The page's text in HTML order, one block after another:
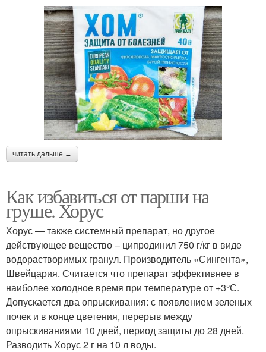
читать дальше →
Как избавиться от парши на
груше. Хорус
Хорус — также системный препарат, но другое
действующее вещество – ципродинил 750 г/кг в виде
водорастворимых гранул. Производитель «Сингента»,
Швейцария. Считается что препарат эффективнее в
наиболее холодное время при температуре от +3°С.
Допускается два опрыскивания: с появлением зеленых
почек и в конце цветения, перерыв между
опрыскиваниями 10 дней, период защиты до 28 дней.
Разводить Хорус 2 г на 10 л воды.